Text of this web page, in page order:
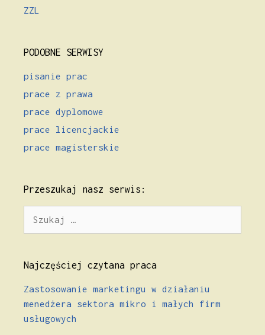
ZZL
PODOBNE SERWISY
pisanie prac
prace z prawa
prace dyplomowe
prace licencjackie
prace magisterskie
Przeszukaj nasz serwis:
Najczęściej czytana praca
Zastosowanie marketingu w działaniu
menedżera sektora mikro i małych firm
usługowych